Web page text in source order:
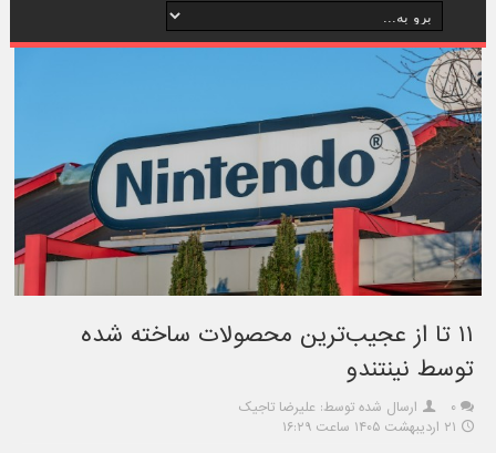
۱۱ تا از عجیب‌ترین محصولات ساخته شده
توسط نینتندو
۰
ارسال شده توسط: علیرضا تاجیک
۲۱ اردیبهشت ۱۴۰۵ ساعت ۱۶:۲۹